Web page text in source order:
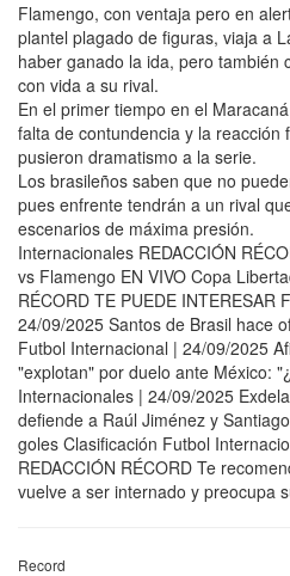
Flamengo, con ventaja pero en
plantel plagado de figuras, viaja a
haber ganado la ida, pero también
con vida a su rival.
En el primer tiempo en el
falta de contundencia y la reacción
pusieron dramatismo a la serie.
Los brasileños saben que no
pues enfrente tendrán a un rival
escenarios de máxima presión.
Internacionales REDACCIÓN
vs Flamengo EN VIVO Copa
RÉCORD TE PUEDE INTERESAR
24/09/2025 Santos de Brasil hace
Futbol Internacional | 24/09/2025
"explotan" por duelo ante México:
Internacionales | 24/09/2025
defiende a Raúl Jiménez y
goles Clasificación Futbol
REDACCIÓN RÉCORD Te
vuelve a ser internado y preocupa
Record